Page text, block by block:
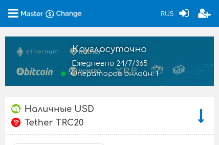
RUS
Круглосуточно
Ежедневно 24/7/365
Операторов онлайн: 1
Наличные USD
Tether TRC20